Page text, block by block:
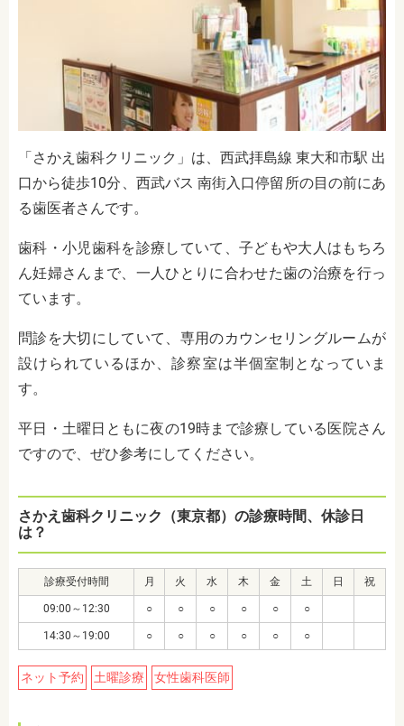
「さかえ歯科クリニック」は、西武拝島線 東大和市駅 出
口から徒歩10分、西武バス 南街入口停留所の目の前にあ
る歯医者さんです。
歯科・小児歯科を診療していて、子どもや大人はもちろ
ん妊婦さんまで、一人ひとりに合わせた歯の治療を行っ
ています。
問診を大切にしていて、専用のカウンセリングルームが
設けられているほか、診察室は半個室制となっていま
す。
平日・土曜日ともに夜の19時まで診療している医院さん
ですので、ぜひ参考にしてください。
さかえ歯科クリニック（東京都）の診療時間、休診日
は？
診療受付時間 月 火 水 木 金 土 日 祝
09:00～12:30 ○ ○ ○ ○ ○ ○
14:30～19:00 ○ ○ ○ ○ ○ ○
ネット予約 土曜診療 女性歯科医師